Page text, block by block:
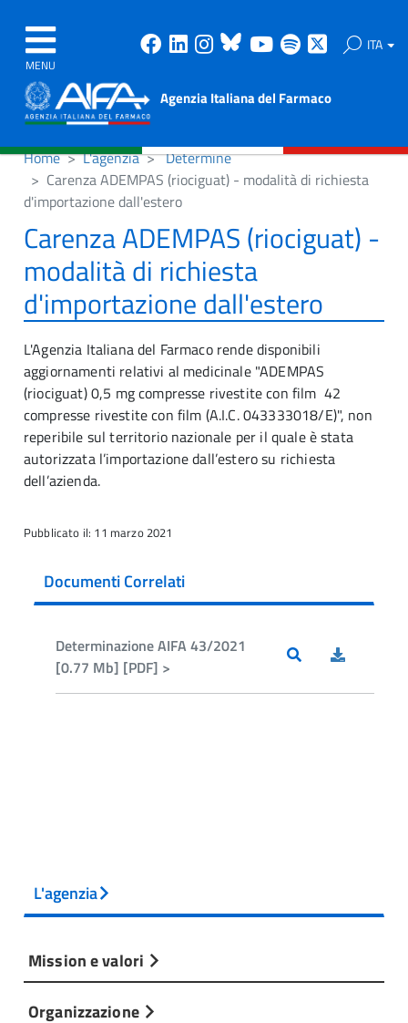
MENU
Facebook
Linkedin
Instagram
Bluesky
Youtube
Spotify ITA
Agenzia Italiana del Farmaco
Home L'agenzia
Determine
Carenza ADEMPAS (riociguat) - modalità di richiesta
d'importazione dall'estero
Carenza ADEMPAS (riociguat) -
modalità di richiesta
d'importazione dall'estero
L'Agenzia Italiana del Farmaco rende disponibili
aggiornamenti relativi al medicinale "ADEMPAS
(riociguat) 0,5 mg compresse rivestite con film 42
compresse rivestite con film (A.I.C. 043333018/E)", non
reperibile sul territorio nazionale per il quale è stata
autorizzata l’importazione dall’estero su richiesta
dell’azienda.
Pubblicato il: 11 marzo 2021
Documenti Correlati
Determinazione AIFA 43/2021
[0.77 Mb] [PDF] >
L'agenzia
Mission e valori
Organizzazione